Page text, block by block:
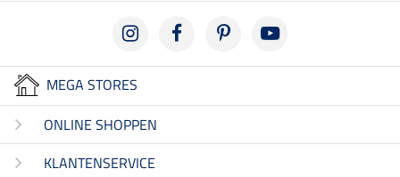
MEGA STORES
ONLINE SHOPPEN
KLANTENSERVICE